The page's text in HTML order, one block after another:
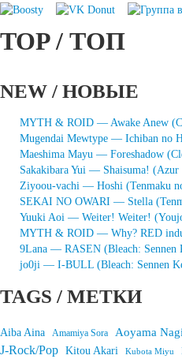
TOP / ТОП
NEW / НОВЫЕ
MYTH & ROID — Awake Anew
Mugendai Mewtype — Ichiban no
Maeshima Mayu — Foreshadow
Sakakibara Yui — Shaisuma!
Ziyoou-vachi — Hoshi (Tenmaku
SEKAI NO OWARI — Stella
Yuuki Aoi — Weiter! Weiter!
MYTH & ROID — Why? RED
9Lana — RASEN (Bleach: Sennen
jo0ji — I-BULL (Bleach: Sennen
TAGS / МЕТКИ
Aiba Aina Amamiya Sora Aoyama
J-Rock/Pop Kitou Akari Kubota Miyu